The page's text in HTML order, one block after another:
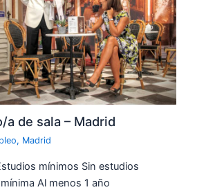
a de sala – Madrid
, Madrid
mínimos Sin estudios
Al menos 1 año